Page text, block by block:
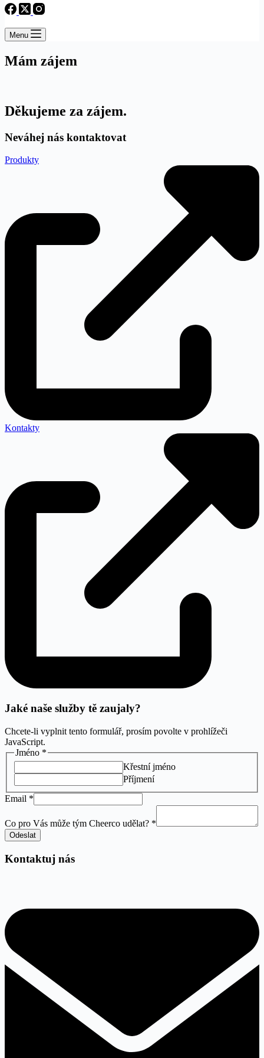
Menu
Mám zájem
Děkujeme za zájem.
Neváhej nás kontaktovat
Produkty
Kontakty
Jaké naše služby tě zaujaly?
Chcete-li vyplnit tento formulář, prosím povolte v prohlížeči
JavaScript.
Jméno *
Křestní jméno
Příjmení
Email
Co
Email *
Co pro Vás může tým Cheerco udělat? *
Odeslat
Kontaktuj nás